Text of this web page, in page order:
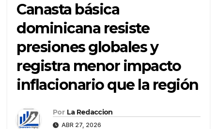
Canasta básica
dominicana resiste
presiones globales y
registra menor impacto
inflacionario que la región
Por La Redaccion
ABR 27, 2026